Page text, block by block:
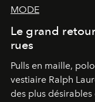
MODE
Le grand
rues
Pulls en maille,
vestiaire Ralph
des plus désirables